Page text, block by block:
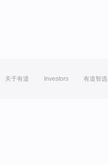
关于有道 Investors 有道智选